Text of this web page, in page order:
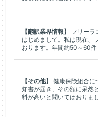
【翻訳業界情報】
フリーラ
はじめまして。私は現在、
おります。年間約50～60
【その他】
健康保険組合に
知書が届き、その額に呆然
料が高いと聞いてはおりま